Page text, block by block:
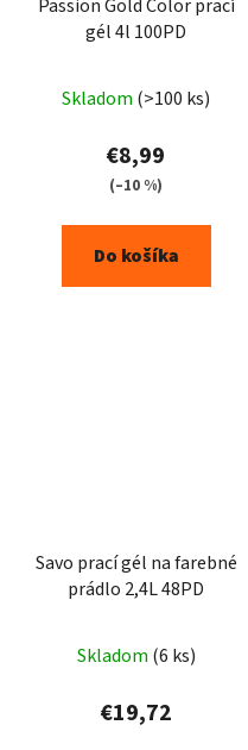
Passion Gold Color prací
gél 4l 100PD
Skladom (>100 ks)
€8,99
(–10 %)
Do košíka
Savo prací gél na farebné
prádlo 2,4L 48PD
Skladom (6 ks)
€19,72